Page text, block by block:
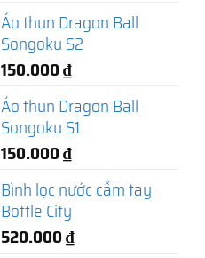
Áo thun Dragon Ball
Songoku S2
150.000₫
Áo thun Dragon Ball
Songoku S1
150.000₫
Bình lọc nước cầm tay
Bottle City
520.000₫